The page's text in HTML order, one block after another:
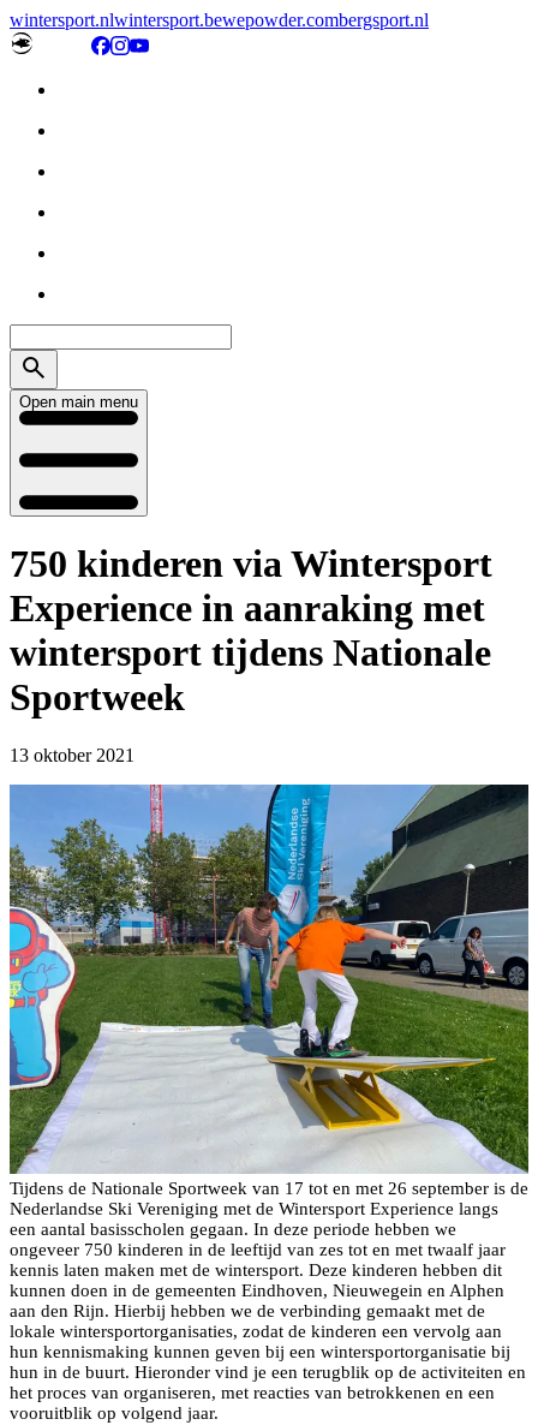
wintersport.nlwintersport.bewepowder.combergsport.nl
Open main menu
750 kinderen via Wintersport
Experience in aanraking met
wintersport tijdens Nationale
Sportweek
13 oktober 2021
Tijdens de Nationale Sportweek van 17 tot en met 26 september is de
Nederlandse Ski Vereniging met de Wintersport Experience langs
een aantal basisscholen gegaan. In deze periode hebben we
ongeveer 750 kinderen in de leeftijd van zes tot en met twaalf jaar
kennis laten maken met de wintersport. Deze kinderen hebben dit
kunnen doen in de gemeenten Eindhoven, Nieuwegein en Alphen
aan den Rijn. Hierbij hebben we de verbinding gemaakt met de
lokale wintersportorganisaties, zodat de kinderen een vervolg aan
hun kennismaking kunnen geven bij een wintersportorganisatie bij
hun in de buurt. Hieronder vind je een terugblik op de activiteiten en
het proces van organiseren, met reacties van betrokkenen en een
vooruitblik op volgend jaar.